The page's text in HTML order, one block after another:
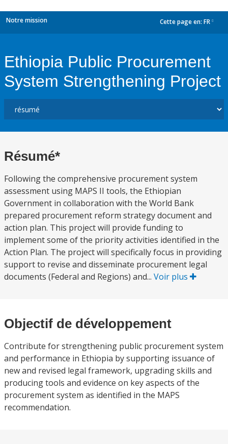
Notre mission Cette page en: FR
Ethiopia Public Procurement
System Strengthening Project
Résumé*
Following the comprehensive procurement system
assessment using MAPS II tools, the Ethiopian
Government in collaboration with the World Bank
prepared procurement reform strategy document and
action plan. This project will provide funding to
implement some of the priority activities identified in the
Action Plan. The project will specifically focus in providing
support to revise and disseminate procurement legal
documents (Federal and Regions) and... Voir plus
Objectif de développement
Contribute for strengthening public procurement system
and performance in Ethiopia by supporting issuance of
new and revised legal framework, upgrading skills and
producing tools and evidence on key aspects of the
procurement system as identified in the MAPS
recommendation.